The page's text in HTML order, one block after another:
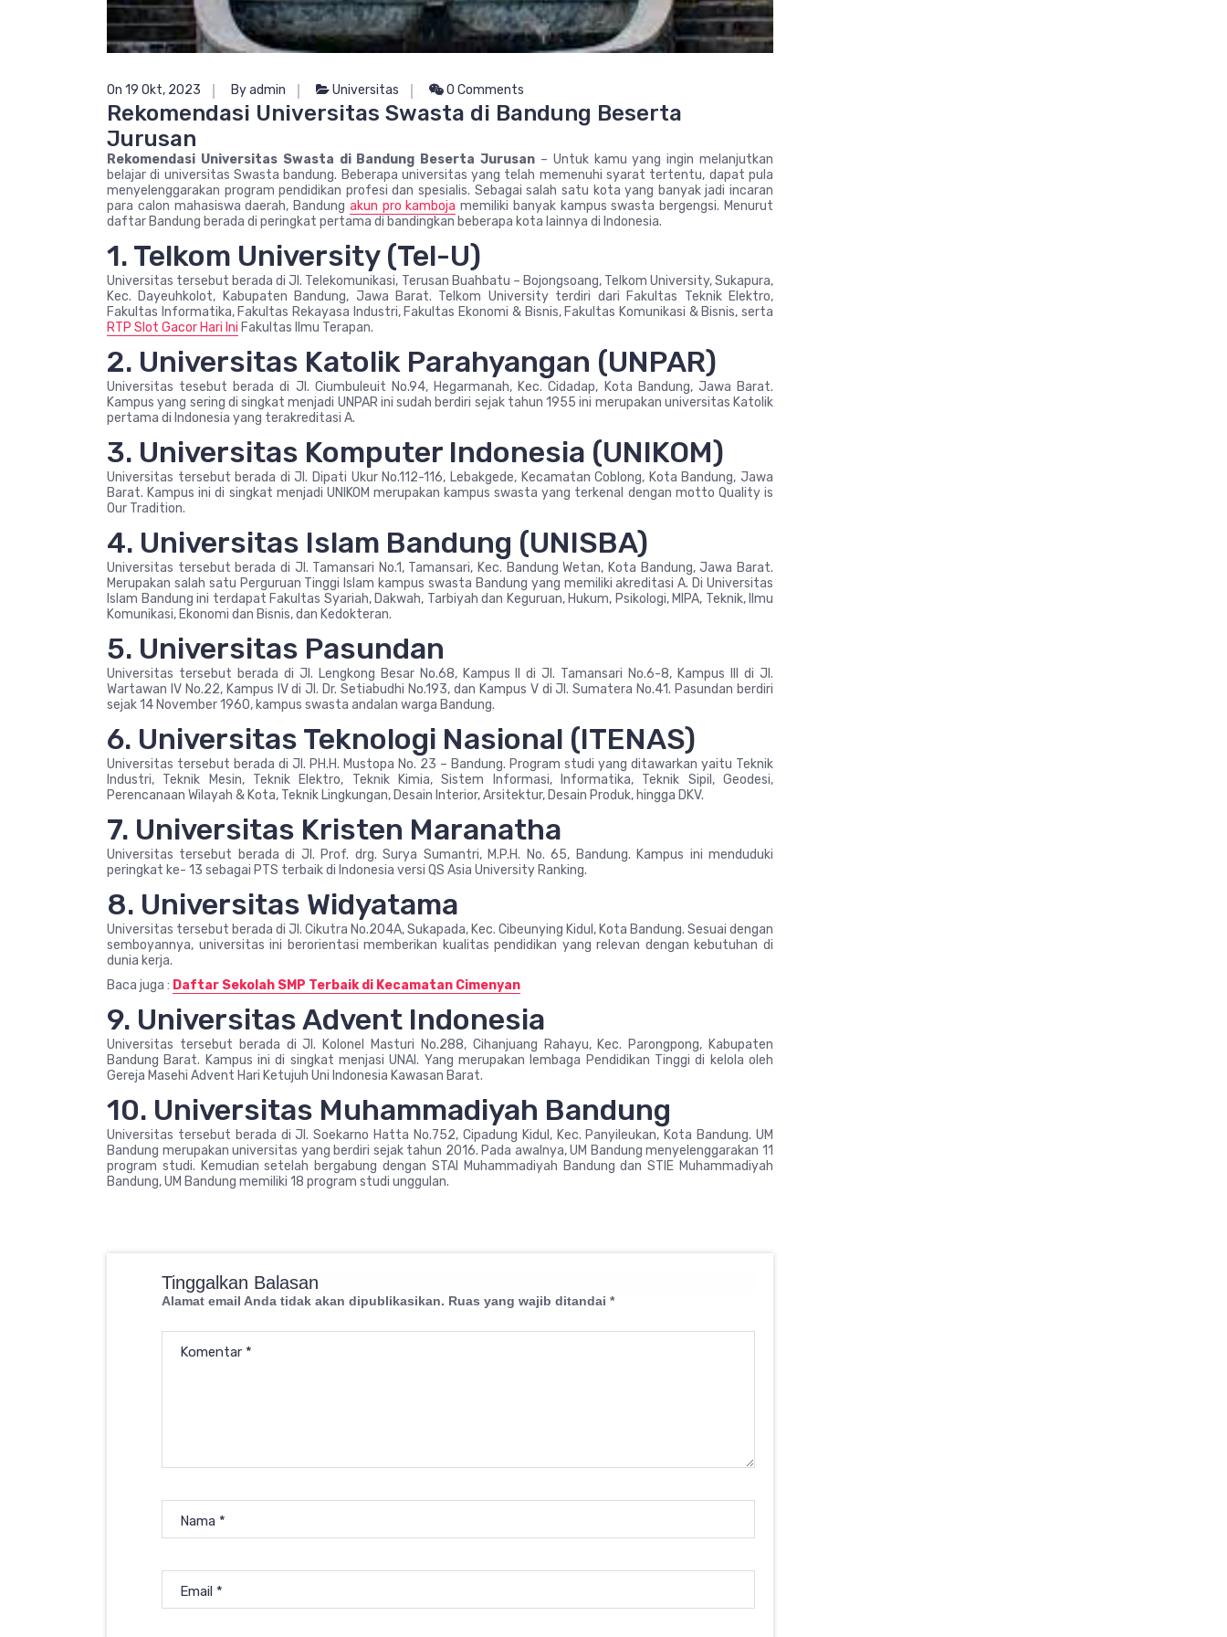
On 19 Okt, 2023 By admin Universitas 0 Comments
Rekomendasi Universitas Swasta di Bandung Beserta
Jurusan
Rekomendasi Universitas Swasta di Bandung Beserta Jurusan – Untuk kamu yang ingin melanjutkan
belajar di universitas Swasta bandung. Beberapa universitas yang telah memenuhi syarat tertentu, dapat pula
menyelenggarakan program pendidikan profesi dan spesialis. Sebagai salah satu kota yang banyak jadi incaran
para calon mahasiswa daerah, Bandung akun pro kamboja memiliki banyak kampus swasta bergengsi. Menurut
daftar Bandung berada di peringkat pertama di bandingkan beberapa kota lainnya di Indonesia.
1. Telkom University (Tel-U)
Universitas tersebut berada di Jl. Telekomunikasi, Terusan Buahbatu – Bojongsoang, Telkom University, Sukapura,
Kec. Dayeuhkolot, Kabupaten Bandung, Jawa Barat. Telkom University terdiri dari Fakultas Teknik Elektro,
Fakultas Informatika, Fakultas Rekayasa Industri, Fakultas Ekonomi & Bisnis, Fakultas Komunikasi & Bisnis, serta
RTP Slot Gacor Hari Ini Fakultas Ilmu Terapan.
2. Universitas Katolik Parahyangan (UNPAR)
Universitas tesebut berada di Jl. Ciumbuleuit No.94, Hegarmanah, Kec. Cidadap, Kota Bandung, Jawa Barat.
Kampus yang sering di singkat menjadi UNPAR ini sudah berdiri sejak tahun 1955 ini merupakan universitas Katolik
pertama di Indonesia yang terakreditasi A.
3. Universitas Komputer Indonesia (UNIKOM)
Universitas tersebut berada di Jl. Dipati Ukur No.112-116, Lebakgede, Kecamatan Coblong, Kota Bandung, Jawa
Barat. Kampus ini di singkat menjadi UNIKOM merupakan kampus swasta yang terkenal dengan motto Quality is
Our Tradition.
4. Universitas Islam Bandung (UNISBA)
Universitas tersebut berada di Jl. Tamansari No.1, Tamansari, Kec. Bandung Wetan, Kota Bandung, Jawa Barat.
Merupakan salah satu Perguruan Tinggi Islam kampus swasta Bandung yang memiliki akreditasi A. Di Universitas
Islam Bandung ini terdapat Fakultas Syariah, Dakwah, Tarbiyah dan Keguruan, Hukum, Psikologi, MIPA, Teknik, Ilmu
Komunikasi, Ekonomi dan Bisnis, dan Kedokteran.
5. Universitas Pasundan
Universitas tersebut berada di Jl. Lengkong Besar No.68, Kampus II di Jl. Tamansari No.6-8, Kampus III di Jl.
Wartawan IV No.22, Kampus IV di Jl. Dr. Setiabudhi No.193, dan Kampus V di Jl. Sumatera No.41. Pasundan berdiri
sejak 14 November 1960, kampus swasta andalan warga Bandung.
6. Universitas Teknologi Nasional (ITENAS)
Universitas tersebut berada di Jl. PH.H. Mustopa No. 23 – Bandung. Program studi yang ditawarkan yaitu Teknik
Industri, Teknik Mesin, Teknik Elektro, Teknik Kimia, Sistem Informasi, Informatika, Teknik Sipil, Geodesi,
Perencanaan Wilayah & Kota, Teknik Lingkungan, Desain Interior, Arsitektur, Desain Produk, hingga DKV.
7. Universitas Kristen Maranatha
Universitas tersebut berada di Jl. Prof. drg. Surya Sumantri, M.P.H. No. 65, Bandung. Kampus ini menduduki
peringkat ke- 13 sebagai PTS terbaik di Indonesia versi QS Asia University Ranking.
8. Universitas Widyatama
Universitas tersebut berada di Jl. Cikutra No.204A, Sukapada, Kec. Cibeunying Kidul, Kota Bandung. Sesuai dengan
semboyannya, universitas ini berorientasi memberikan kualitas pendidikan yang relevan dengan kebutuhan di
dunia kerja.
Baca juga : Daftar Sekolah SMP Terbaik di Kecamatan Cimenyan
9. Universitas Advent Indonesia
Universitas tersebut berada di Jl. Kolonel Masturi No.288, Cihanjuang Rahayu, Kec. Parongpong, Kabupaten
Bandung Barat. Kampus ini di singkat menjasi UNAI. Yang merupakan lembaga Pendidikan Tinggi di kelola oleh
Gereja Masehi Advent Hari Ketujuh Uni Indonesia Kawasan Barat.
10. Universitas Muhammadiyah Bandung
Universitas tersebut berada di Jl. Soekarno Hatta No.752, Cipadung Kidul, Kec. Panyileukan, Kota Bandung. UM
Bandung merupakan universitas yang berdiri sejak tahun 2016. Pada awalnya, UM Bandung menyelenggarakan 11
program studi. Kemudian setelah bergabung dengan STAI Muhammadiyah Bandung dan STIE Muhammadiyah
Bandung, UM Bandung memiliki 18 program studi unggulan.
Tinggalkan Balasan
Alamat email Anda tidak akan dipublikasikan. Ruas yang wajib ditandai *
Komentar *
Nama *
Email *